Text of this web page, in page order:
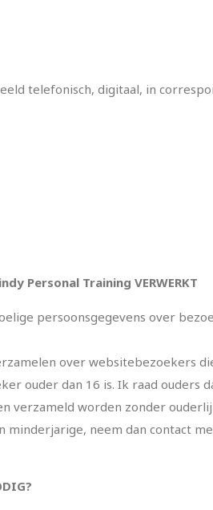
telefonisch, digitaal, in
Personal Training VERWERKT
persoonsgegevens over
over websitebezoekers
ouder dan 16 is. Ik raad ouders
verzameld worden zonder
neem dan contact